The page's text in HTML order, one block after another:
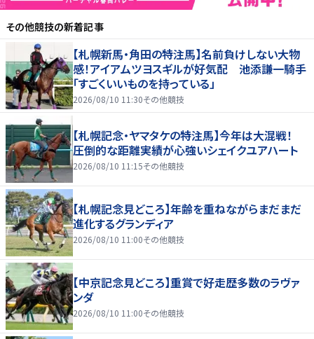
その他競技の新着記事
【札幌新馬・角田の特注馬】名前負けしない大物
感！アイアムツヨスギルが好気配 池添謙一騎手
「すごくいいものを持っている」
2026/08/10 11:30その他競技
【札幌記念・ヤマタケの特注馬】今年は大混戦！
圧倒的な距離実績が心強いシェイクユアハート
2026/08/10 11:15その他競技
【札幌記念見どころ】年齢を重ねながらまだまだ
進化するグランディア
2026/08/10 11:00その他競技
【中京記念見どころ】重賞で好走歴多数のラヴァ
ンダ
2026/08/10 11:00その他競技